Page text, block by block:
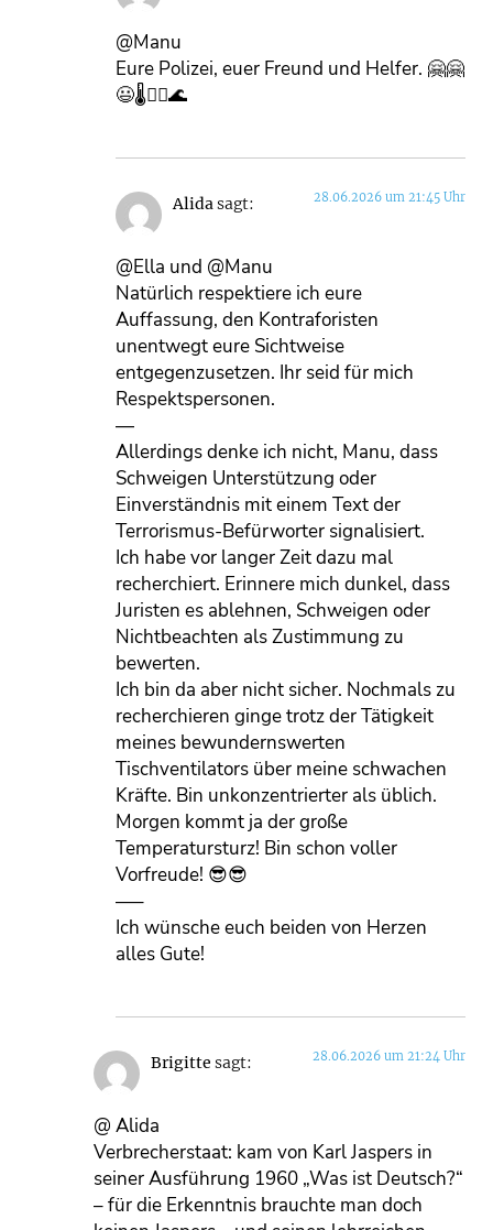
@Manu
Eure Polizei, euer Freund und Helfer. 🤗🤗
😃🌡👨‍✈️🌊
Alidasagt: 28.06.2026 um 21:45 Uhr
@Ella und @Manu
Natürlich respektiere ich eure
Auffassung, den Kontraforisten
unentwegt eure Sichtweise
entgegenzusetzen. Ihr seid für mich
Respektspersonen.
—
Allerdings denke ich nicht, Manu, dass
Schweigen Unterstützung oder
Einverständnis mit einem Text der
Terrorismus-Befürworter signalisiert.
Ich habe vor langer Zeit dazu mal
recherchiert. Erinnere mich dunkel, dass
Juristen es ablehnen, Schweigen oder
Nichtbeachten als Zustimmung zu
bewerten.
Ich bin da aber nicht sicher. Nochmals zu
recherchieren ginge trotz der Tätigkeit
meines bewundernswerten
Tischventilators über meine schwachen
Kräfte. Bin unkonzentrierter als üblich.
Morgen kommt ja der große
Temperatursturz! Bin schon voller
Vorfreude! 😎😎
—–
Ich wünsche euch beiden von Herzen
alles Gute!
Brigitte sagt: 28.06.2026 um 21:24 Uhr
@ Alida
Verbrecherstaat: kam von Karl Jaspers in
seiner Ausführung 1960 „Was ist Deutsch?“
– für die Erkenntnis brauchte man doch